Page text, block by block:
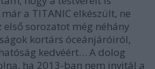
a TITANIC elkészült, ne
sorozatot még néhány
kortárs óceánjáróiról,
kedvéért… A dolog
ha 2013-ban nem invitál a